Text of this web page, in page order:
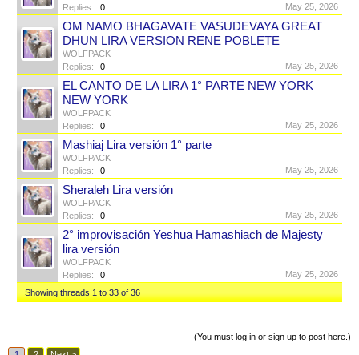
Replies:
0 May 25, 2026
OM NAMO BHAGAVATE VASUDEVAYA GREAT
DHUN LIRA VERSION RENE POBLETE
WOLFPACK
Replies:
0 May 25, 2026
EL CANTO DE LA LIRA 1° PARTE NEW YORK
NEW YORK
WOLFPACK
Replies:
0 May 25, 2026
Mashiaj Lira versión 1° parte
WOLFPACK
Replies:
0 May 25, 2026
Sheraleh Lira versión
WOLFPACK
Replies:
0 May 25, 2026
2° improvisación Yeshua Hamashiach de Majesty
lira versión
WOLFPACK
Replies:
0
May 25, 2026
Showing threads 1 to 33 of 36
(You must log in or sign up to post here.)